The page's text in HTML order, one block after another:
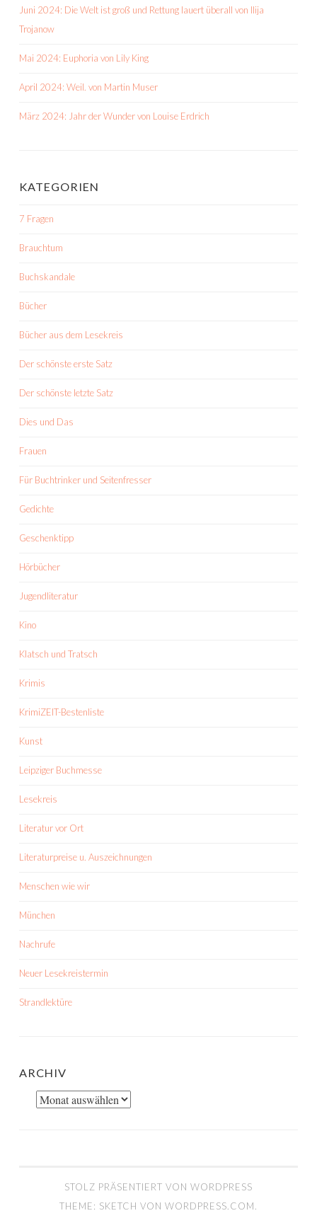
Juni 2024: Die Welt ist groß und Rettung lauert überall von Ilija
Trojanow
Mai 2024: Euphoria von Lily King
April 2024: Weil. von Martin Muser
März 2024: Jahr der Wunder von Louise Erdrich
KATEGORIEN
7 Fragen
Brauchtum
Buchskandale
Bücher
Bücher aus dem Lesekreis
Der schönste erste Satz
Der schönste letzte Satz
Dies und Das
Frauen
Für Buchtrinker und Seitenfresser
Gedichte
Geschenktipp
Hörbücher
Jugendliteratur
Kino
Klatsch und Tratsch
Krimis
KrimiZEIT-Bestenliste
Kunst
Leipziger Buchmesse
Lesekreis
Literatur vor Ort
Literaturpreise u. Auszeichnungen
Menschen wie wir
München
Nachrufe
Neuer Lesekreistermin
Strandlektüre
ARCHIV
Archiv
STOLZ PRÄSENTIERT VON WORDPRESS
THEME: SKETCH VON WORDPRESS.COM